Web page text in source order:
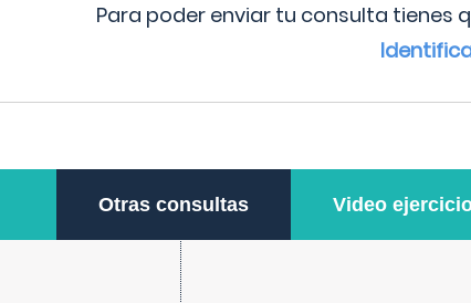
Para poder enviar tu consulta tienes
Otras consultas Video